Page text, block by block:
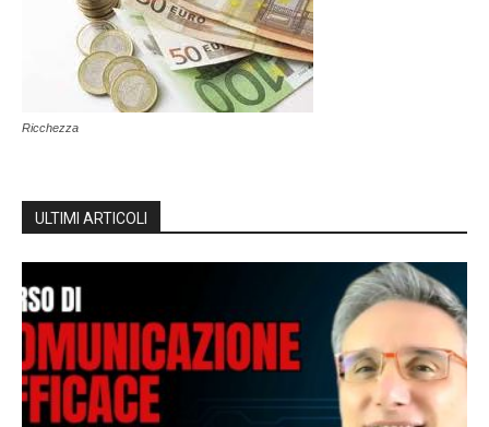
Ricchezza
ULTIMI ARTICOLI